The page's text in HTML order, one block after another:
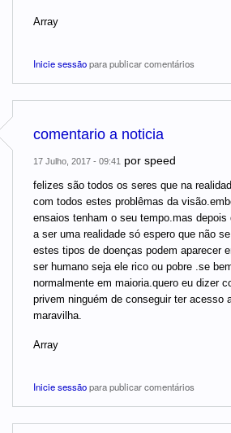
Array
Inicie sessãopara publicar comentários
comentario a noticia
17 Julho, 2017 - 09:41 por speed
felizes são todos os seres que na
com todos estes problêmas da
ensaios tenham o seu tempo.mas
a ser uma realidade só espero que não
estes tipos de doenças podem aparecer
ser humano seja ele rico ou pobre .se
normalmente em maioria.quero eu dizer
privem ninguém de conseguir ter acesso
maravilha.
Array
Inicie sessãopara publicar comentários